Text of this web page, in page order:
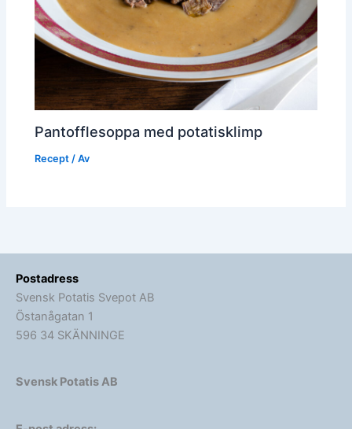
Pantofflesoppa med potatisklimp
Recept / Av
Postadress
Svensk Potatis Svepot AB
Östanågatan 1
596 34 SKÄNNINGE
Svensk Potatis AB